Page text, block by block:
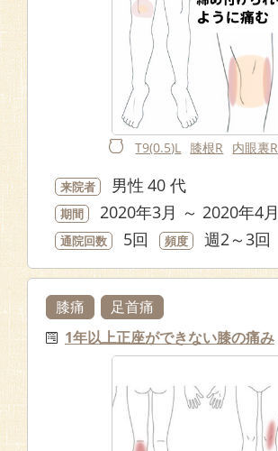
T9(0.5)L 膝根R 内眼裏R
来院者 男性 40 代
期間 2020年3月 ～ 2020年4月
通院回数 5回 頻度 週2～3回
膝痛
足首痛
1年以上正座ができない膝の痛み